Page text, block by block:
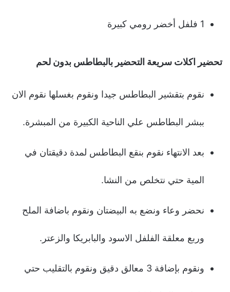
1 فلفل أخضر رومي كبيرة
تحضير اكلات سريعة التحضير بالبطاطس بدون لحم
نقوم بتقشير البطاطس جيدا ونقوم بغسلها نقوم الان
ببشر البطاطس علي الناحية الكبيرة من المبشرة.
بعد الانتهاء نقوم بنقع البطاطس لمدة دقيقتان في
المية حتي نتخلص من النشا.
نحضر وعاء ونضع به البيضتان ونقوم باضافة الملح
وربع معلقة الفلفل الاسود والبابريكا والزعتر.
ونقوم بإضافة 3 معالق دقيق ونقوم بالتقليب حتي